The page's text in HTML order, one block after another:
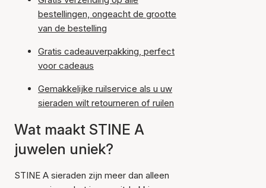
bestellingen, ongeacht de grootte
van de bestelling
Gratis cadeauverpakking, perfect
voor cadeaus
Gemakkelijke ruilservice als u uw
sieraden wilt retourneren of ruilen
Wat maakt STINE A
juwelen uniek?
STINE A sieraden zijn meer dan alleen